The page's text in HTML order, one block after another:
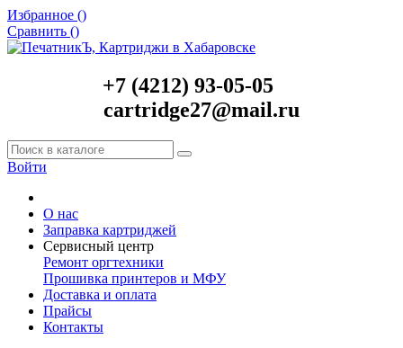
Избранное ()
Сравнить ()
+7 (4212) 93-05-05
cartridge27@mail.ru
Войти
О нас
Заправка картриджей
Сервисный центр
Ремонт оргтехники
Прошивка принтеров и МФУ
Доставка и оплата
Прайсы
Контакты